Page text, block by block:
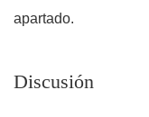
apartado.
Discusión